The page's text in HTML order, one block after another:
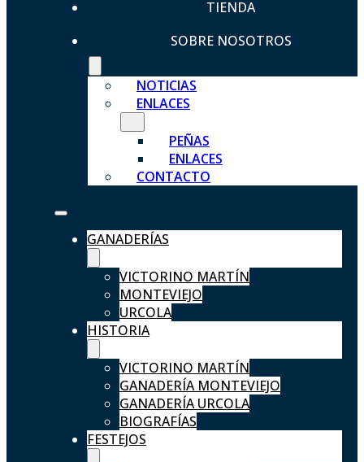
TIENDA
SOBRE NOSOTROS
NOTICIAS
ENLACES
PEÑAS
ENLACES
CONTACTO
GANADERÍAS
VICTORINO MARTÍN
MONTEVIEJO
URCOLA
HISTORIA
VICTORINO MARTÍN
GANADERÍA MONTEVIEJO
GANADERÍA URCOLA
BIOGRAFÍAS
FESTEJOS